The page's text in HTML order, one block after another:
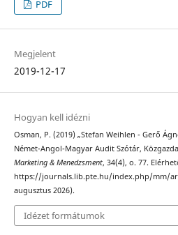
PDF
Megjelent
2019-12-17
Hogyan kell idézni
Osman, P. (2019) „Stefan Weihlen - Gerő
Német-Angol-Magyar Audit Szótár,
Marketing & Menedzsment, 34(4), o. 77.
https://journals.lib.pte.hu/index.php/mm/
augusztus 2026).
Idézet formátumok